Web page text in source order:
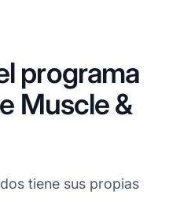
programa
Muscle &
tiene sus propias